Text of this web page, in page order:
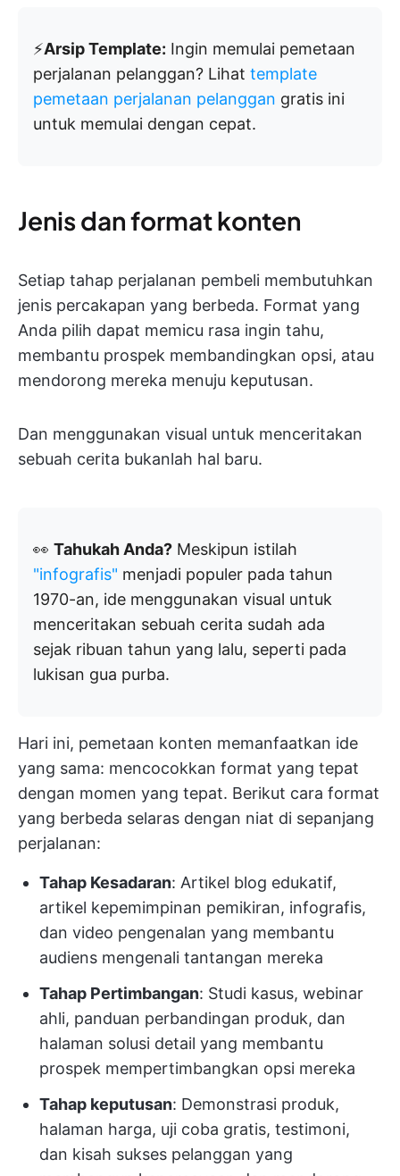
⚡️Arsip Template: Ingin memulai pemetaan
perjalanan pelanggan? Lihat template
pemetaan perjalanan pelanggan gratis ini
untuk memulai dengan cepat.
Jenis dan format konten
Setiap tahap perjalanan pembeli membutuhkan
jenis percakapan yang berbeda. Format yang
Anda pilih dapat memicu rasa ingin tahu,
membantu prospek membandingkan opsi, atau
mendorong mereka menuju keputusan.
Dan menggunakan visual untuk menceritakan
sebuah cerita bukanlah hal baru.
👀 Tahukah Anda? Meskipun istilah
"infografis" menjadi populer pada tahun
1970-an, ide menggunakan visual untuk
menceritakan sebuah cerita sudah ada
sejak ribuan tahun yang lalu, seperti pada
lukisan gua purba.
Hari ini, pemetaan konten memanfaatkan ide
yang sama: mencocokkan format yang tepat
dengan momen yang tepat. Berikut cara format
yang berbeda selaras dengan niat di sepanjang
perjalanan:
Tahap Kesadaran: Artikel blog edukatif,
artikel kepemimpinan pemikiran, infografis,
dan video pengenalan yang membantu
audiens mengenali tantangan mereka
Tahap Pertimbangan: Studi kasus, webinar
ahli, panduan perbandingan produk, dan
halaman solusi detail yang membantu
prospek mempertimbangkan opsi mereka
Tahap keputusan: Demonstrasi produk,
halaman harga, uji coba gratis, testimoni,
dan kisah sukses pelanggan yang